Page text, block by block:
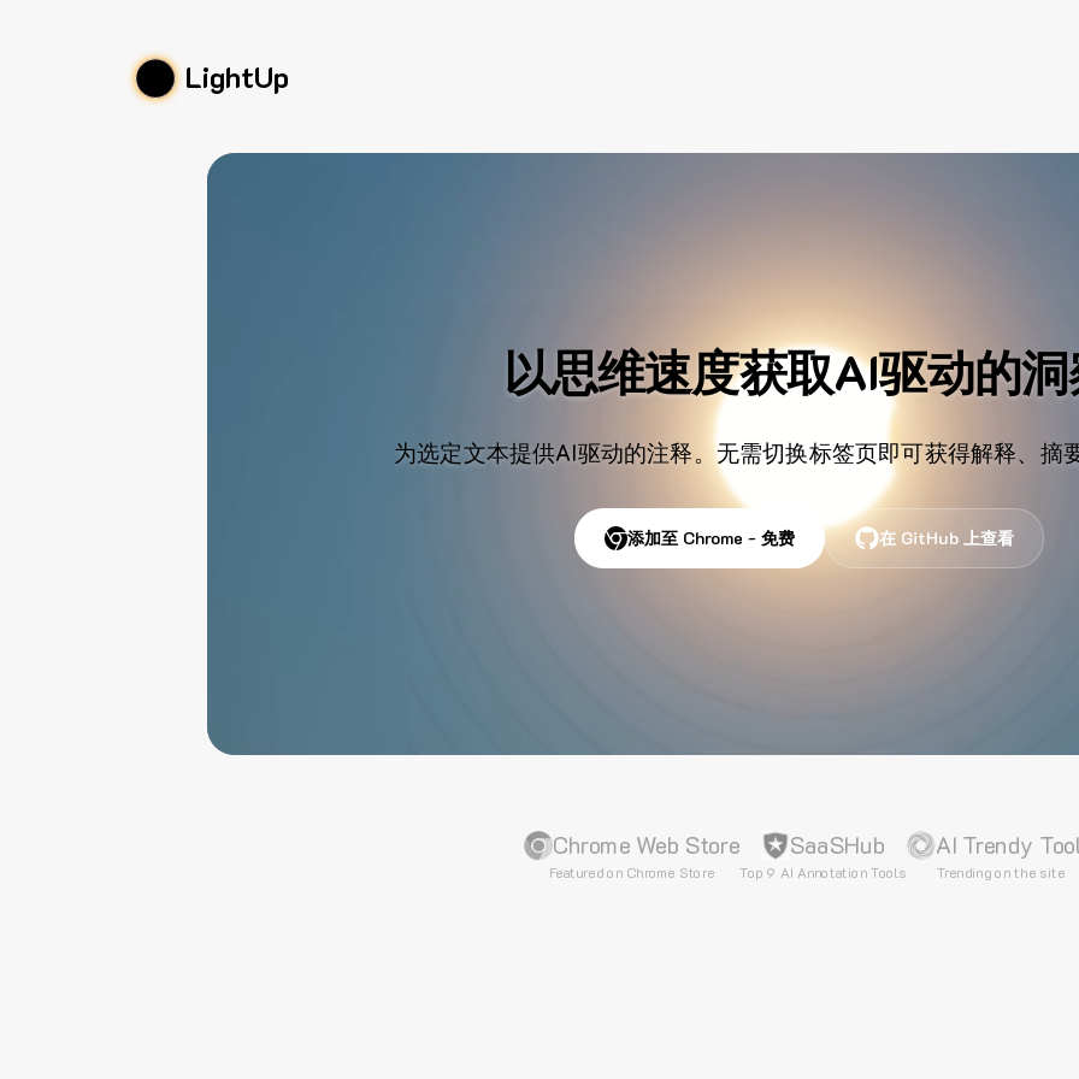
LightUp
以思维速度获取AI驱动的
为选定文本提供AI驱动的注释。无需切换标签页即可获得解释、摘
添加至 Chrome - 免费 在 GitHub 上查看
Chrome Web Store
Featured on Chrome Store
SaaSHub
Top 9 AI Annotation Tools
AI Trendy
Trending on the site